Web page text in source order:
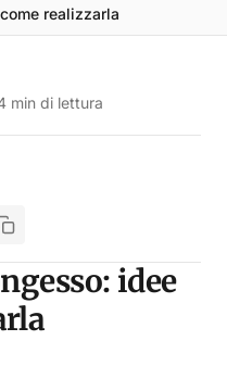
realizzarla
min di lettura
idee